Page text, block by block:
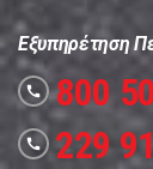
Εξυπηρέτηση
call 800
call 229